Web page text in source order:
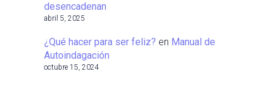
desencadenan
abril 5, 2025
¿Qué hacer para ser feliz? en Manual de
Autoindagación
octubre 15, 2024